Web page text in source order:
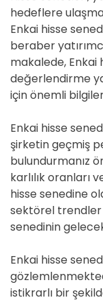
hedeflere
Enkai hisse
beraber
makalede, Enkai
değerlendirme
için önemli
Enkai hisse
şirketin geçmiş
bulundurmanız
karlılık oranları
hisse senedine
sektörel trendler
senedinin
Enkai hisse
istikrarlı bir